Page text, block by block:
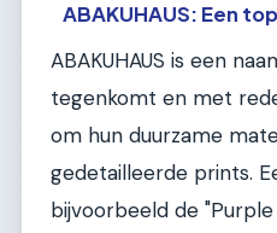
ABAKUHAUS: Een
ABAKUHAUS is een
tegenkomt en met
om hun duurzame
gedetailleerde prints.
bijvoorbeeld de